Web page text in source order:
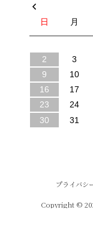
日
月
2
3
9
10
16
17
23
24
30
31
プライバシ
Copyright ©